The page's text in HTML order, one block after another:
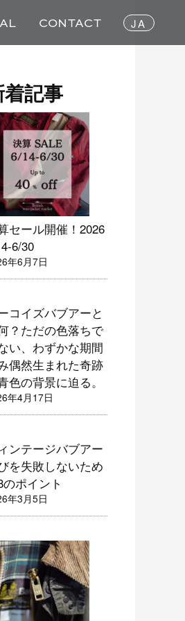
CONTACT
記事
セール開催！2026
6/30
年6月7日
コイズバブアーと
？ただの色落ちで
い、わずかな期間
偶然生まれた奇跡
色の背景に迫る。
年4月17日
ンテージバブアー
を失敗しないため
ポイント
年3月5日